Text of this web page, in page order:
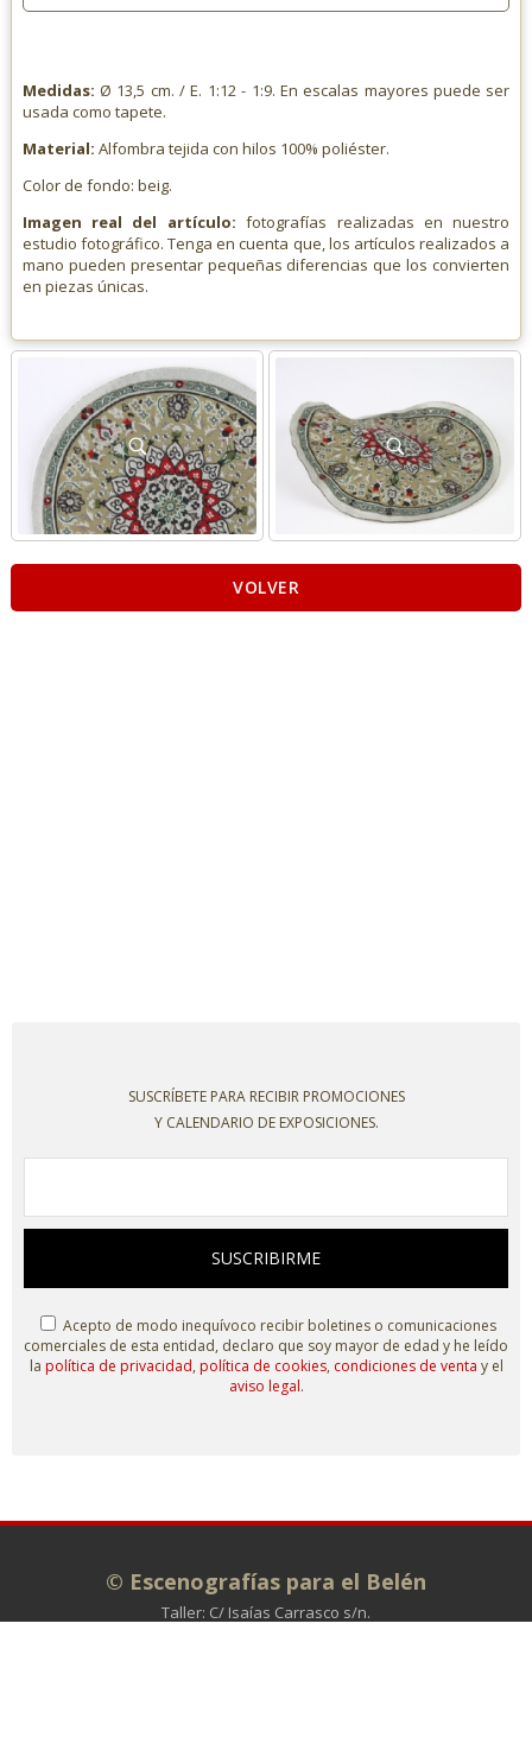
Medidas: Ø 13,5 cm. / E. 1:12 - 1:9. En escalas mayores puede ser
usada como tapete.
Material: Alfombra tejida con hilos 100% poliéster.
Color de fondo: beig.
Imagen real del artículo: fotografías realizadas en nuestro
estudio fotográfico. Tenga en cuenta que, los artículos realizados a
mano pueden presentar pequeñas diferencias que los convierten
en piezas únicas.
VOLVER
SUSCRÍBETE PARA RECIBIR PROMOCIONES
Y CALENDARIO DE EXPOSICIONES.
SUSCRIBIRME
Acepto de modo inequívoco recibir boletines o comunicaciones
comerciales de esta entidad, declaro que soy mayor de edad y he leído
la política de privacidad, política de cookies, condiciones de venta y el
aviso legal.
© Escenografías para el Belén
Taller: C/ Isaías Carrasco s/n.